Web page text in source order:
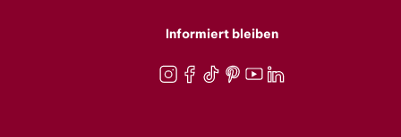
Informiert bleiben